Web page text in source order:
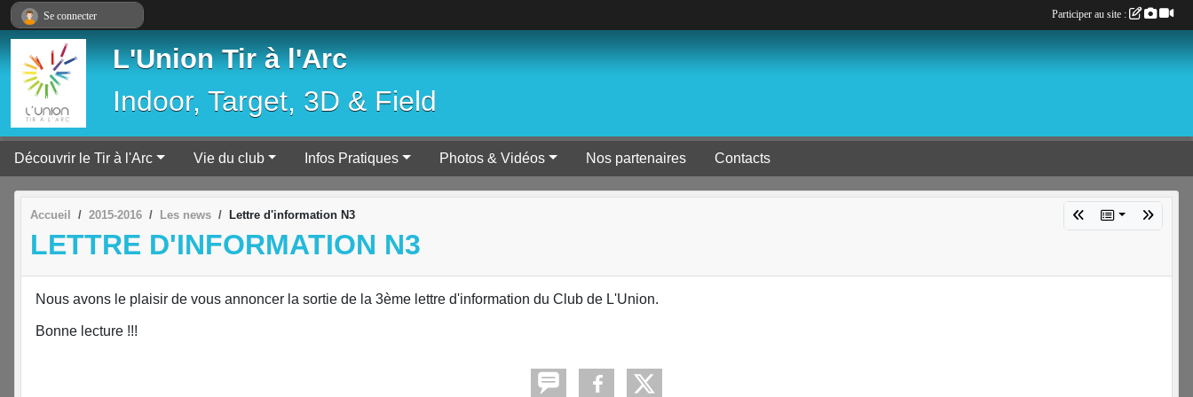
L'Union Tir à l'Arc
Indoor, Target, 3D & Field
Découvrir le Tir à l'Arc Vie du club Infos Pratiques Photos & Vidéos Nos partenaires Contacts
Accueil 2015-2016 Les news Lettre d'information N3
LETTRE D'INFORMATION N3
Nous avons le plaisir de vous annoncer la sortie de la 3ème lettre d'information du Club de L'Union.
Bonne lecture !!!
Se connecter Participer au site :
Panneau de gestion des cookies